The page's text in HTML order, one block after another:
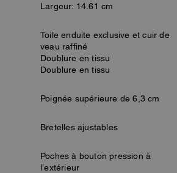
Largeur: 14.61 cm
Toile enduite exclusive et cuir de
veau raffiné
Doublure en tissu
Doublure en tissu
Poignée supérieure de 6,3 cm
Bretelles ajustables
Poches à bouton pression à
l’extérieur